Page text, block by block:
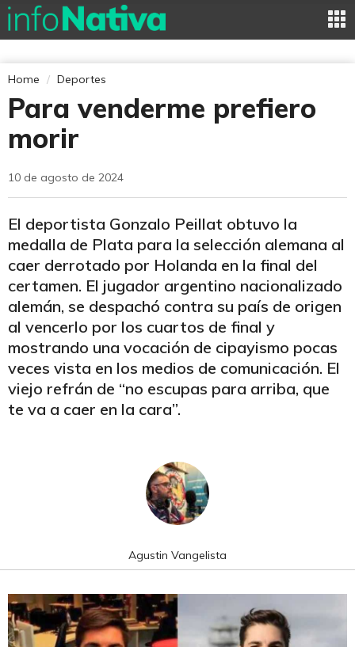
Home Deportes
Para venderme prefiero
morir
10 de agosto de 2024
El deportista Gonzalo Peillat obtuvo la
medalla de Plata para la selección alemana al
caer derrotado por Holanda en la final del
certamen. El jugador argentino nacionalizado
alemán, se despachó contra su país de origen
al vencerlo por los cuartos de final y
mostrando una vocación de cipayismo pocas
veces vista en los medios de comunicación. El
viejo refrán de “no escupas para arriba, que
te va a caer en la cara”.
Agustin Vangelista